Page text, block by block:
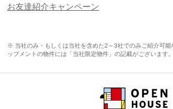
お友達紹介キャンペーン
※ 当社のみ・もしくは当社を含めた2～3社でのみご紹介可能
ップメントの物件には「当社限定物件」の記載がございます。